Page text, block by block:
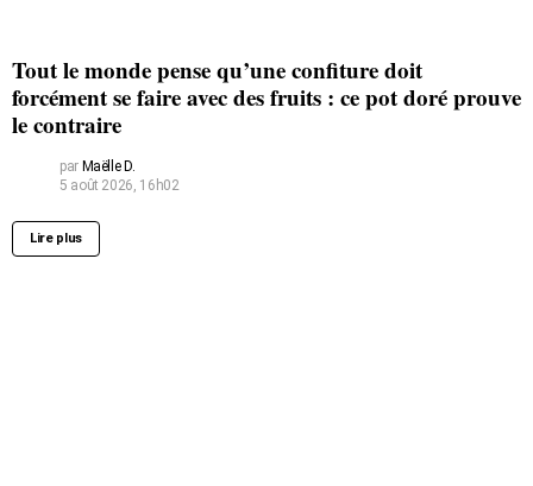
Tout le monde pense qu’une confiture doit
forcément se faire avec des fruits : ce pot doré prouve
le contraire
par Maëlle D.
5 août 2026, 16h02
Lire plus